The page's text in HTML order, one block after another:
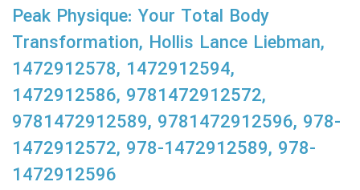
Peak Physique: Your Total Body
Transformation, Hollis Lance Liebman,
1472912578, 1472912594,
1472912586, 9781472912572,
9781472912589, 9781472912596, 978-
1472912572, 978-1472912589, 978-
1472912596